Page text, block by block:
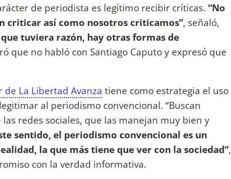
de periodista es legítimo recibir críticas. “No
criticar así como nosotros criticamos”, señaló,
tuviera razón, hay otras formas de
que no habló con Santiago Caputo y expresó que
de La Libertad Avanza tiene como estrategia el uso
al periodismo convencional. “Buscan
redes sociales, que las manejan muy bien y
sentido, el periodismo convencional es un
la que más tiene que ver con la sociedad”,
con la verdad informativa.